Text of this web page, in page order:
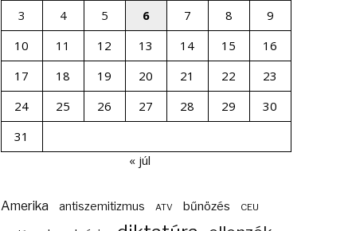
3
4 5 6 7 8
9
10
11 12 13 14 15
16
17
18 19 20 21 22
23
24
25 26 27 28 29
30
31
« júl
Amerika antiszemitizmus ATV bűnözés CEU